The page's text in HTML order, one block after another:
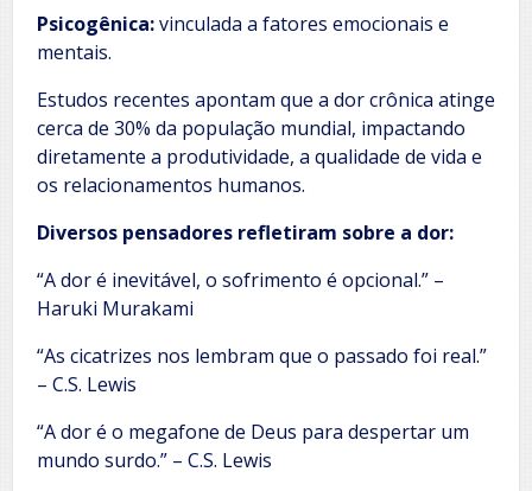
Psicogênica:vinculada a fatores emocionais e
mentais.
Estudos recentes apontam que a dor crônica atinge
cerca de 30% da população mundial, impactando
diretamente a produtividade, a qualidade de vida e
os relacionamentos humanos.
Diversos pensadores refletiram sobre a dor:
“A dor é inevitável, o sofrimento é opcional.” –
Haruki Murakami
“As cicatrizes nos lembram que o passado foi real.”
– C.S. Lewis
“A dor é o megafone de Deus para despertar um
mundo surdo.” – C.S. Lewis